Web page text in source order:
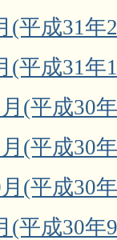
(平成31年
(平成31年
(平成30
(平成30
(平成30
(平成30年